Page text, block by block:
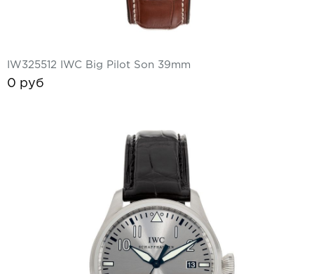
IW325512 IWC Big Pilot Son 39mm
0 руб